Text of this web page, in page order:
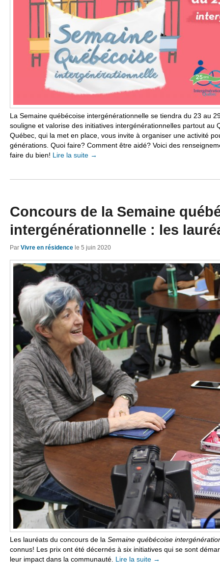
La Semaine québécoise intergénérationnelle se tiendra du 23 au
souligne et valorise des initiatives intergénérationnelles partout au
Québec, qui la met en place, vous invite à organiser une activité
générations. Quoi faire? Comment être aidé? Voici des
faire du bien! Lire la suite →
Concours de la Semaine
intergénérationnelle : les
Par Vivre en résidence le 5 juin 2020
Les lauréats du concours de la Semaine québécoise
connus! Les prix ont été décernés à six initiatives qui se sont
leur impact dans la communauté. Lire la suite →